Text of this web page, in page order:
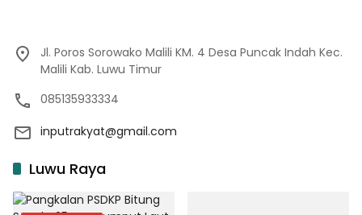
Jl. Poros Sorowako Malili KM. 4 Desa Puncak Indah Kec.
Malili Kab. Luwu Timur
085135933334
inputrakyat@gmail.com
Luwu Raya